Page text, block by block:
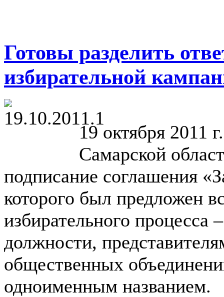
Готовы разделить
избирательной
19 октября 2011
Самарской
подписание соглашения
которого был предложен
избирательного
должности,
общественных
одноименным названием.